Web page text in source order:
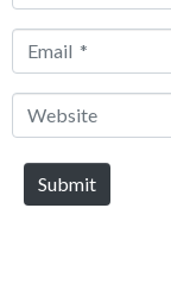
Email
Website
Submit